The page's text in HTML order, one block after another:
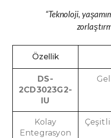
“Teknoloji,
Özellik
DS-
2CD3023G2-
IU
Kolay
Entegrasyon